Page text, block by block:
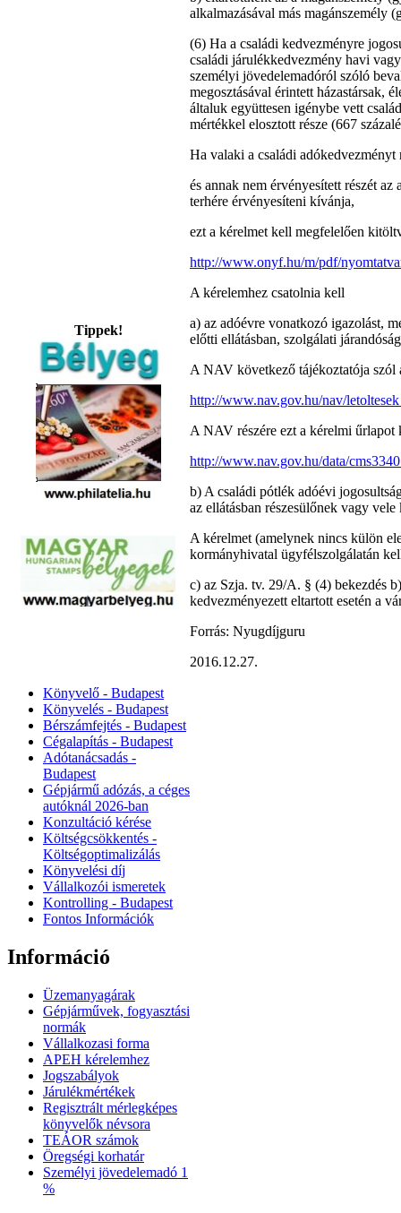
Tippek!
Könyvelő - Budapest
Könyvelés - Budapest
Bérszámfejtés - Budapest
Cégalapítás - Budapest
Adótanácsadás -
Budapest
Gépjármű adózás, a céges
autóknál 2026‑ban
Konzultáció kérése
Költségcsökkentés -
Költségoptimalizálás
Könyvelési díj
Vállalkozói ismeretek
Kontrolling - Budapest
Fontos Információk
Információ
Üzemanyagárak
Gépjárművek, fogyasztási
normák
Vállalkozasi forma
APEH kérelemhez
Jogszabályok
Járulékmértékek
Regisztrált mérlegképes
könyvelők névsora
TEÁOR számok
Öregségi korhatár
Személyi jövedelemadó 1
%
alkalmazásával más magánszemély
(6) Ha a családi kedvezményre
családi járulékkedvezmény havi
személyi jövedelemadóról szóló
megosztásával érintett házastársak,
általuk együttesen igénybe vett
mértékkel elosztott része (667
Ha valaki a családi
és annak nem érvényesített részét
terhére érvényesíteni kívánja,
ezt a kérelmet kell megfelelően
http://www.onyf.hu/m/pdf/
A kérelemhez csatolnia kell
a) az adóévre vonatkozó igazolást,
előtti ellátásban, szolgálati
A NAV következő tájékoztatója szól
http://www.nav.gov.hu/nav/
A NAV részére ezt a kérelmi
http://www.nav.gov.hu/data/
b) A családi pótlék adóévi
az ellátásban részesülőnek vagy
A kérelmet (amelynek nincs külön
kormányhivatal ügyfélszolgálatán
c) az Szja. tv. 29/A. § (4) bekezdés
kedvezményezett eltartott esetén a
Forrás: Nyugdíjguru
2016.12.27.